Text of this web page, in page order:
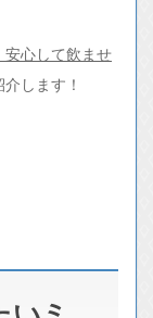
安心して飲ませ
介します！